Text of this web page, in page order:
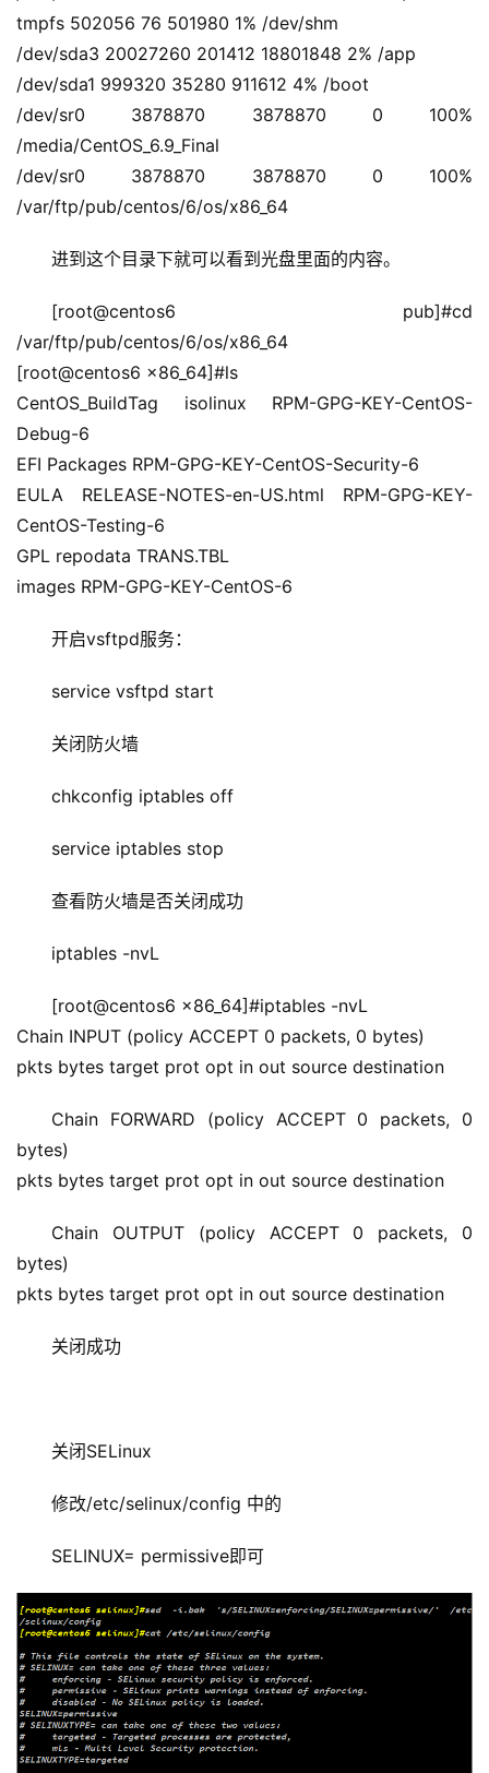
tmpfs 502056 76 501980 1% /dev/shm
/dev/sda3 20027260 201412 18801848 2% /app
/dev/sda1 999320 35280 911612 4% /boot
/dev/sr0 3878870 3878870 0 100%
/media/CentOS_6.9_Final
/dev/sr0 3878870 3878870 0 100%
/var/ftp/pub/centos/6/os/x86_64
进到这个目录下就可以看到光盘里面的内容。
[root@centos6 pub]#cd
/var/ftp/pub/centos/6/os/x86_64
[root@centos6 x86_64]#ls
CentOS_BuildTag isolinux RPM-GPG-KEY-CentOS-
Debug-6
EFI Packages RPM-GPG-KEY-CentOS-Security-6
EULA RELEASE-NOTES-en-US.html RPM-GPG-KEY-
CentOS-Testing-6
GPL repodata TRANS.TBL
images RPM-GPG-KEY-CentOS-6
开启vsftpd服务：
service vsftpd start
关闭防火墙
chkconfig iptables off
service iptables stop
查看防火墙是否关闭成功
iptables -nvL
[root@centos6 x86_64]#iptables -nvL
Chain INPUT (policy ACCEPT 0 packets, 0 bytes)
pkts bytes target prot opt in out source destination
Chain FORWARD (policy ACCEPT 0 packets, 0
bytes)
pkts bytes target prot opt in out source destination
Chain OUTPUT (policy ACCEPT 0 packets, 0
bytes)
pkts bytes target prot opt in out source destination
关闭成功
关闭SELinux
修改/etc/selinux/config 中的
SELINUX= permissive即可